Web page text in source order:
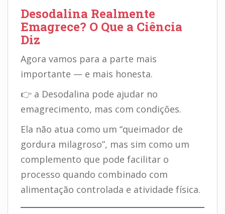
Desodalina Realmente
Emagrece? O Que a Ciência
Diz
Agora vamos para a parte mais
importante — e mais honesta.
👉 a Desodalina pode ajudar no
emagrecimento, mas com condições.
Ela não atua como um “queimador de
gordura milagroso”, mas sim como um
complemento que pode facilitar o
processo quando combinado com
alimentação controlada e atividade física.